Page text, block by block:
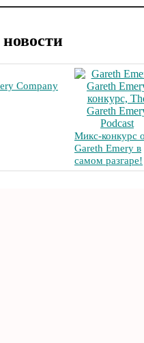
Company
Микс-конкурс
Gareth Emery в
самом разгаре!